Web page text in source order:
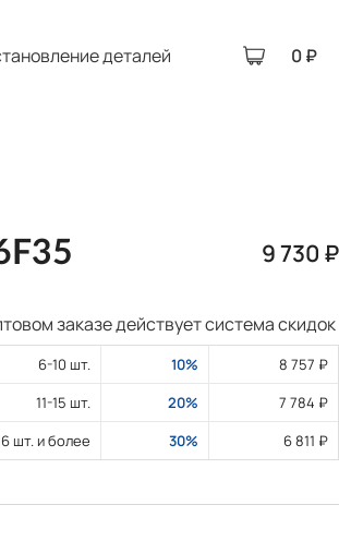
деталей 0 ₽
9 730 ₽
заказе действует система скидок
6-10 шт. 10%
8 757 ₽
11-15 шт.
20%
7 784 ₽
шт. и более
30% 6 811 ₽